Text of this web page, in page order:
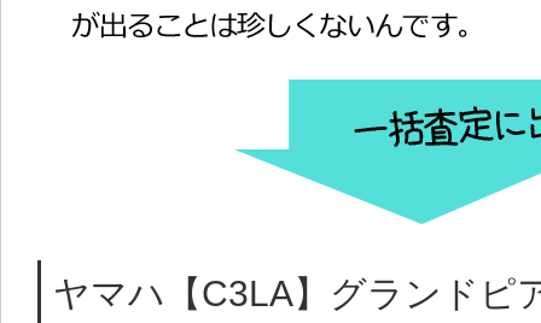
ヤマハ【C3LA】グランドピ